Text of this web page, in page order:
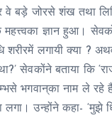
बड़े जोरसे शंख तथा
ज्ञान हुआ।
शरीरमें लगायी क्या ?
सेवकोंने बताया कि
भगवान्‌का नाम ले
उन्होंने कहा- ‘मुझे